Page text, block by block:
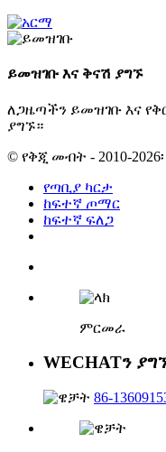
ይመዝገቡ እና ቅናሽ ያግኙ
ለጋዜጣችን ይመዝገቡ እና
ያግኙ።
© የቅጂ መብት - 2010-
የጣቢያ ካርታ
ከፍተኛ ጦማር
ከፍተኛ ፍለጋ
ምርመራ
WECHATን
86-